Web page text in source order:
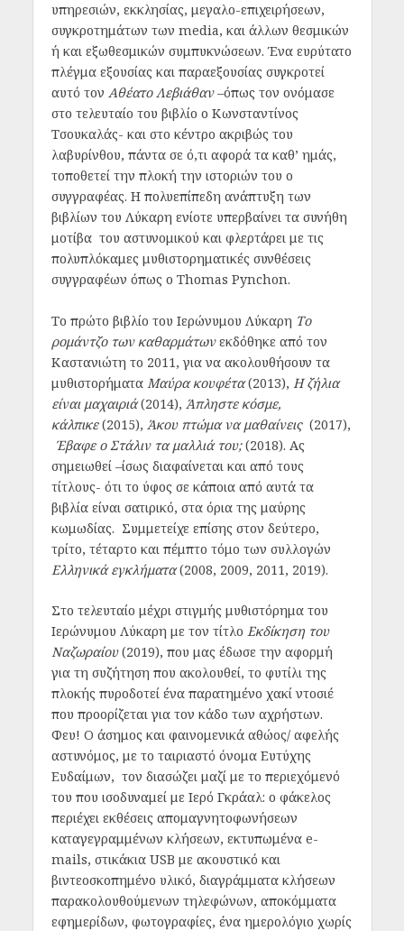
υπηρεσιών, εκκλησίας, μεγαλο-επιχειρήσεων,
συγκροτημάτων των media, και άλλων θεσμικών
ή και εξωθεσμικών συμπυκνώσεων. Ένα ευρύτατο
πλέγμα εξουσίας και παραεξουσίας συγκροτεί
αυτό τον Αθέατο Λεβιάθαν–όπως τον ονόμασε
στο τελευταίο του βιβλίο ο Κωνσταντίνος
Τσουκαλάς- και στο κέντρο ακριβώς του
λαβυρίνθου, πάντα σε ό,τι αφορά τα καθ’ ημάς,
τοποθετεί την πλοκή την ιστοριών του ο
συγγραφέας. Η πολυεπίπεδη ανάπτυξη των
βιβλίων του Λύκαρη ενίοτε υπερβαίνει τα συνήθη
μοτίβα του αστυνομικού και φλερτάρει με τις
πολυπλόκαμες μυθιστορηματικές συνθέσεις
συγγραφέων όπως ο Thomas Pynchon.
Το πρώτο βιβλίο του Ιερώνυμου Λύκαρη Το
ρομάντζο των καθαρμάτωνεκδόθηκε από τον
Καστανιώτη το 2011, για να ακολουθήσουν τα
μυθιστορήματα Μαύρα κουφέτα(2013), Η ζήλια
είναι μαχαιριά(2014), Άπληστε κόσμε,
κάλπικε(2015), Άκου πτώμα να μαθαίνεις (2017),
Έβαφε ο Στάλιν τα μαλλιά του;(2018). Ας
σημειωθεί –ίσως διαφαίνεται και από τους
τίτλους- ότι το ύφος σε κάποια από αυτά τα
βιβλία είναι σατιρικό, στα όρια της μαύρης
κωμωδίας. Συμμετείχε επίσης στον δεύτερο,
τρίτο, τέταρτο και πέμπτο τόμο των συλλογών
Ελληνικά εγκλήματα(2008, 2009, 2011, 2019).
Στο τελευταίο μέχρι στιγμής μυθιστόρημα του
Ιερώνυμου Λύκαρη με τον τίτλο Εκδίκηση του
Ναζωραίου(2019), που μας έδωσε την αφορμή
για τη συζήτηση που ακολουθεί, το φυτίλι της
πλοκής πυροδοτεί ένα παρατημένο χακί ντοσιέ
που προορίζεται για τον κάδο των αχρήστων.
Φευ! Ο άσημος και φαινομενικά αθώος/ αφελής
αστυνόμος, με το ταιριαστό όνομα Ευτύχης
Ευδαίμων, τον διασώζει μαζί με το περιεχόμενό
του που ισοδυναμεί με Ιερό Γκράαλ: ο φάκελος
περιέχει εκθέσεις απομαγνητοφωνήσεων
καταγεγραμμένων κλήσεων, εκτυπωμένα e-
mails, στικάκια USB με ακουστικό και
βιντεοσκοπημένο υλικό, διαγράμματα κλήσεων
παρακολουθούμενων τηλεφώνων, αποκόμματα
εφημερίδων, φωτογραφίες, ένα ημερολόγιο χωρίς